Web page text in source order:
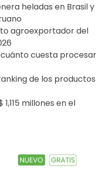
heladas en Brasil y
agroexportador del
cuesta procesar
de los productos
millones en el